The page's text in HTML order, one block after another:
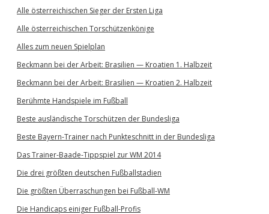
Alle österreichischen Sieger der Ersten Liga
Alle österreichischen Torschützenkönige
Alles zum neuen Spielplan
Beckmann bei der Arbeit: Brasilien — Kroatien 1. Halbzeit
Beckmann bei der Arbeit: Brasilien — Kroatien 2. Halbzeit
Berühmte Handspiele im Fußball
Beste ausländische Torschützen der Bundesliga
Beste Bayern-Trainer nach Punkteschnitt in der Bundesliga
Das Trainer-Baade-Tippspiel zur WM 2014
Die drei größten deutschen Fußballstadien
Die größten Überraschungen bei Fußball-WM
Die Handicaps einiger Fußball-Profis